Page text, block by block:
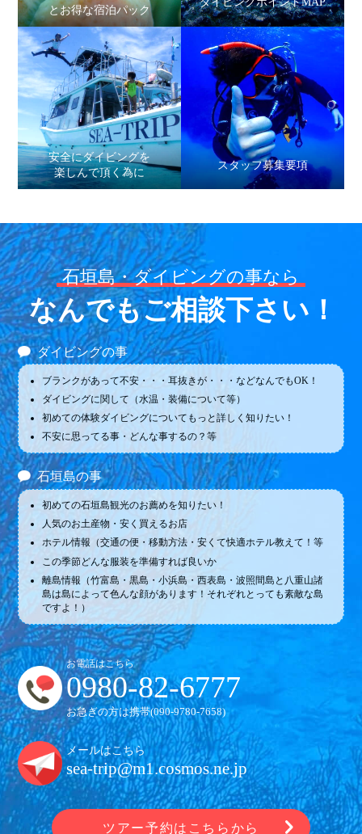
とお得な宿泊パック
安全にダイビングを
楽しんで頂く為に
スタッフ募集要項
石垣島・ダイビングの事なら
なんでもご相談下さい！
ダイビングの事
ブランクがあって不安・・・耳抜きが・・・などなんでもOK！
ダイビングに関して（水温・装備について等）
初めての体験ダイビングについてもっと詳しく知りたい！
不安に思ってる事・どんな事するの？等
石垣島の事
初めての石垣島観光のお薦めを知りたい！
人気のお土産物・安く買えるお店
ホテル情報（交通の便・移動方法・安くて快適ホテル教えて！等
この季節どんな服装を準備すれば良いか
離島情報（竹富島・黒島・小浜島・西表島・波照間島と八重山諸
島は島によって色んな顔があります！それぞれとっても素敵な島
ですよ！）
お電話はこちら
0980-82-6777
お急ぎの方は携帯(090-9780-7658)
メールはこちら
sea-trip@m1.cosmos.ne.jp
ツアー予約はこちらから